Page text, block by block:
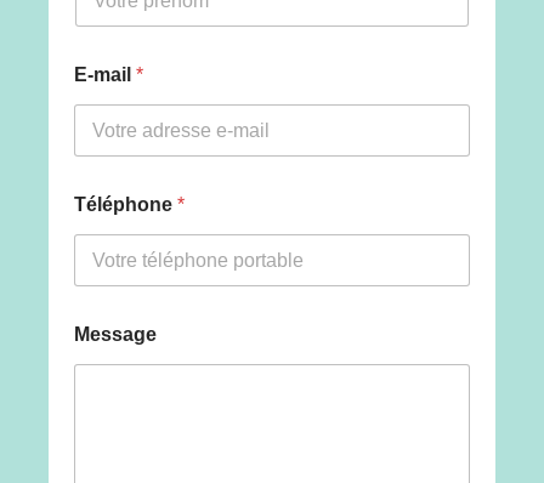
E-mail *
o
t
r
é
n
Téléphone *
Message